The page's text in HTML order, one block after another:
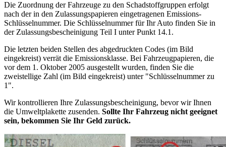
Die Zuordnung der Fahrzeuge zu den Schadstoffgruppen erfolgt
nach der in den Zulassungspapieren eingetragenen Emissions-
Schlüsselnummer. Die Schlüsselnummer für Ihr Auto finden Sie in
der Zulassungsbescheinigung Teil I unter Punkt 14.1.
Die letzten beiden Stellen des abgedruckten Codes (im Bild
eingekreist) verrät die Emissionsklasse. Bei Fahrzeugpapieren, die
vor dem 1. Oktober 2005 ausgestellt wurden, finden Sie die
zweistellige Zahl (im Bild eingekreist) unter "Schlüsselnummer zu
1".
Wir kontrollieren Ihre Zulassungsbescheinigung, bevor wir Ihnen
die Umweltplakette zusenden. Sollte Ihr Fahrzeug nicht geeignet
sein, bekommen Sie Ihr Geld zurück.